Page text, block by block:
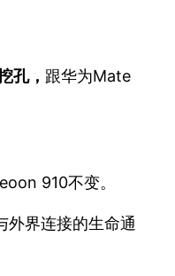
孔， 跟华为Mate
910不变。
外界连接的生命通